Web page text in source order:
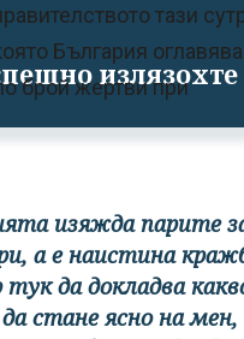
тази
България
брой жертви при
изяжда парите
а е наистина
да докладва
стане ясно на мен,